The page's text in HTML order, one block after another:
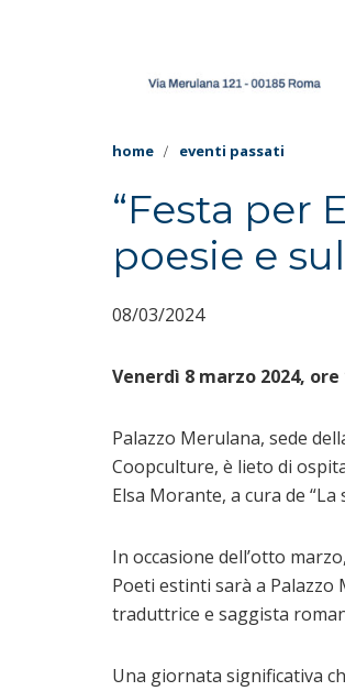
home eventi passati
“Festa per
poesie e
08/03/2024
Venerdì 8 marzo 2024, ore
Palazzo Merulana, sede
Coopculture, è lieto di
Elsa Morante, a cura de
In occasione dell’otto
Poeti estinti sarà a Palazzo
traduttrice e saggista
Una giornata significativa